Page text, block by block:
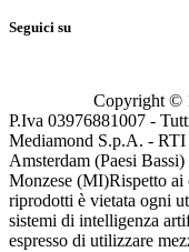
Seguici su
Copyright ©
P.Iva 03976881007 -
Mediamond S.p.A. - RTI
Amsterdam (Paesi
Monzese (MI)Rispetto ai
riprodotti è vietata ogni
sistemi di intelligenza
espresso di utilizzare